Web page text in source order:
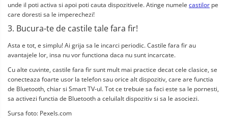
unde il poti activa si apoi poti cauta dispozitivele. Atinge numele castilor pe
care doresti sa le imperechezi!
3. Bucura-te de castile tale fara fir!
Asta e tot, e simplu! Ai grija sa le incarci periodic. Castile fara fir au
avantajele lor, insa nu vor functiona daca nu sunt incarcate.
Cu alte cuvinte, castile fara fir sunt mult mai practice decat cele clasice, se
conecteaza foarte usor la telefon sau orice alt dispozitiv, care are functia
de Bluetooth, chiar si Smart TV-ul. Tot ce trebuie sa faci este sa le pornesti,
sa activezi functia de Bluetooth a celuilalt dispozitiv si sa le asociezi.
Sursa foto: Pexels.com